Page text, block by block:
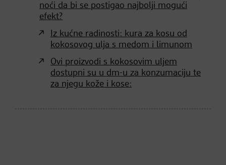
noći da bi se postigao najbolji mogući
efekt?
Iz kućne radinosti: kura za kosu od
kokosovog ulja s medom i limunom
Ovi proizvodi s kokosovim uljem
dostupni su u dm-u za konzumaciju te
za njegu kože i kose: